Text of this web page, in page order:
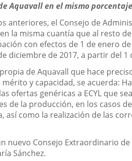
Aquavall en el mismo
anteriores, el Consejo de
la misma cuantía que al resto
con efectos de 1 de enero
diciembre de 2017, a partir del
de Aquavall que hace
y capacidad, se acuerda:
ofertas genéricas a ECYL que
de la producción, en los casos
así como la realización de las
Consejo Extraordinario
Sánchez.